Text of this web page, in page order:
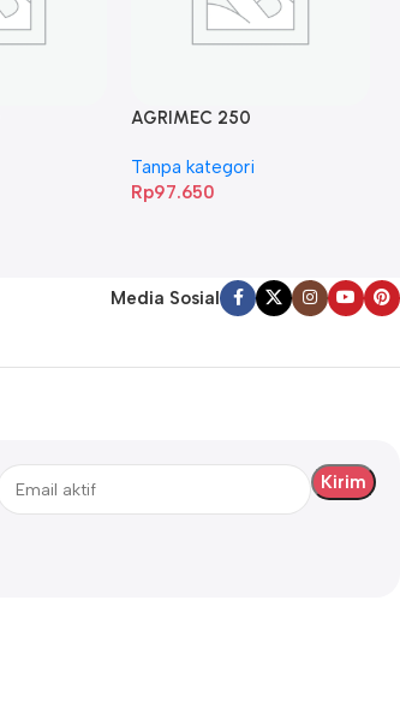
AGRIMEC 250
Tanpa kategori
Rp97.650
Media Sosial